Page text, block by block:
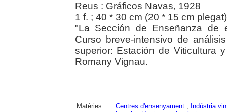
Reus : Gráficos Navas, 1928
1 f. ; 40 * 30 cm (20 * 15 cm plegat)
"La Sección de Enseñanza de
Curso breve-intensivo de
superior: Estación de Viticultura
Romany Vignau.
Matèries: Centres d'ensenyament; Indústria